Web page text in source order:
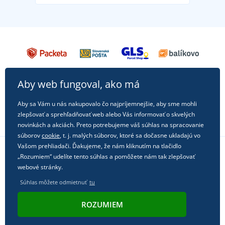
Sledujte nás na sociálnych sieťach
Aby web fungoval, ako má
Aby sa Vám u nás nakupovalo čo najpríjemnejšie, aby sme mohli
zlepšovať a sprehľadňovať web alebo Vás informovať o skvelých
novinkách a akciách. Preto potrebujeme váš súhlas na spracovanie
súborovcookie, t. j. malých súborov, ktoré sa dočasne ukladajú vo
Vašom prehliadači. Ďakujeme, že nám kliknutím na tlačidlo
„Rozumiem“ udelíte tento súhlas a pomôžete nám tak zlepšovať
webové stránky.
Súhlas môžete odmietnuť tu
ROZUMIEM